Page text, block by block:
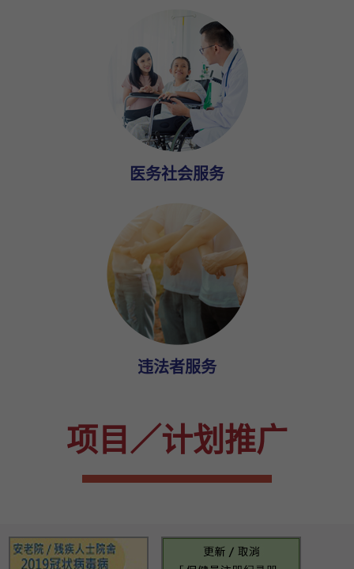
医务社会服务
违法者服务
项目／计划推广
创明「Teen」计划 安老院/残疾人士院舍2019冠状